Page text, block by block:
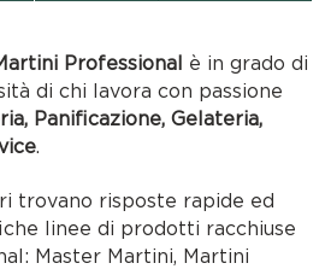
Professional è in grado di
di chi lavora con passione
Panificazione, Gelateria,
.
trovano risposte rapide ed
linee di prodotti racchiuse
Master Martini, Martini